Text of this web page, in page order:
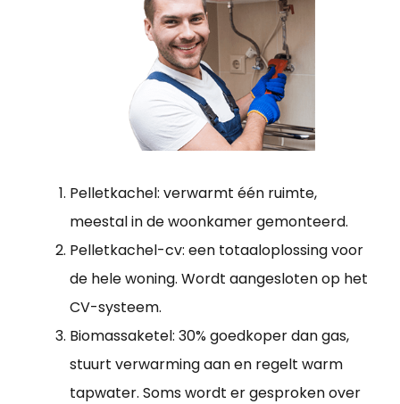
Pelletkachel: verwarmt één ruimte,
meestal in de woonkamer gemonteerd.
Pelletkachel-cv: een totaaloplossing voor
de hele woning. Wordt aangesloten op het
CV-systeem.
Biomassaketel: 30% goedkoper dan gas,
stuurt verwarming aan en regelt warm
tapwater. Soms wordt er gesproken over